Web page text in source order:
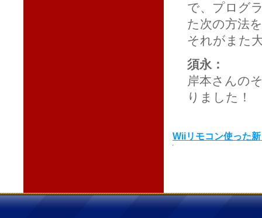
で、プログ
た次の方法
それがまた
須永：
岸本さんの
りました！
Wiiリモコン使った